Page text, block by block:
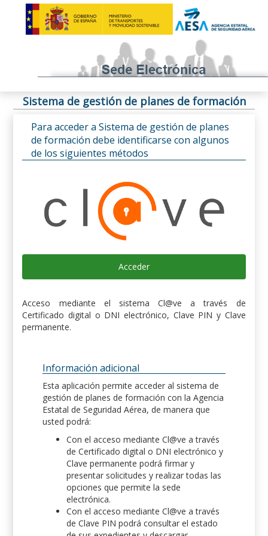
Sistema de gestión de planes de formación
Para acceder a Sistema de gestión de planes
de formación debe identificarse con algunos
de los siguientes métodos
Acceder
Acceso mediante el sistema Cl@ve a través de
Certificado digital o DNI electrónico, Clave PIN y Clave
permanente.
Información adicional
Esta aplicación permite acceder al sistema de
gestión de planes de formación con la Agencia
Estatal de Seguridad Aérea, de manera que
usted podrá:
Con el acceso mediante Cl@ve a través
de Certificado digital o DNI electrónico y
Clave permanente podrá firmar y
presentar solicitudes y realizar todas las
opciones que permite la sede
electrónica.
Con el acceso mediante Cl@ve a través
de Clave PIN podrá consultar el estado